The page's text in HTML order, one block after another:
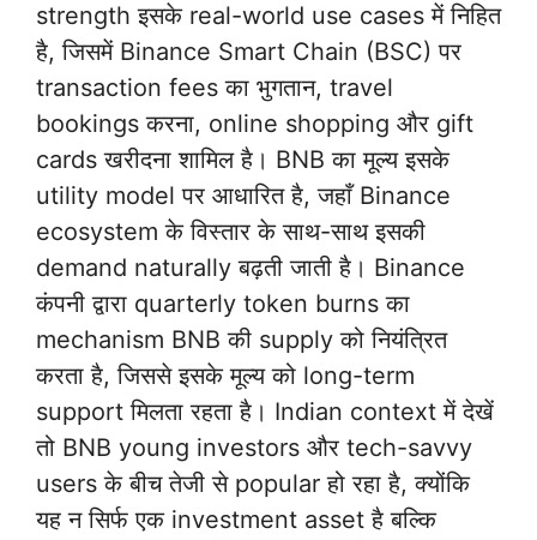
strength इसके real-world use cases में निहित
है, जिसमें Binance Smart Chain (BSC) पर
transaction fees का भुगतान, travel
bookings करना, online shopping और gift
cards खरीदना शामिल है। BNB का मूल्य इसके
utility model पर आधारित है, जहाँ Binance
ecosystem के विस्तार के साथ-साथ इसकी
demand naturally बढ़ती जाती है। Binance
कंपनी द्वारा quarterly token burns का
mechanism BNB की supply को नियंत्रित
करता है, जिससे इसके मूल्य को long-term
support मिलता रहता है। Indian context में देखें
तो BNB young investors और tech-savvy
users के बीच तेजी से popular हो रहा है, क्योंकि
यह न सिर्फ एक investment asset है बल्कि